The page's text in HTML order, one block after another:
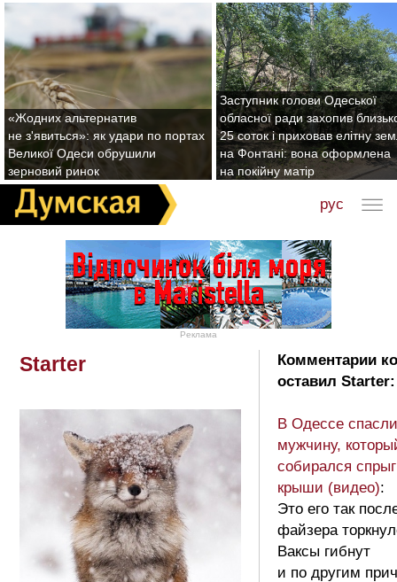
«Жодних альтернатив
не з'явиться»: як удари по портах
Великої Одеси обрушили
зерновий ринок
Заступник голови Одеської
обласної ради захопив
25 соток і приховав елітну
на Фонтані: вона оформлена
на покійну матір
рус
Реклама
Starter
Комментарии
оставил Starter:
В Одессе спасли
мужчину,
собирался
крыши (видео):
Это его так
файзера
Ваксы гибнут
и по другим